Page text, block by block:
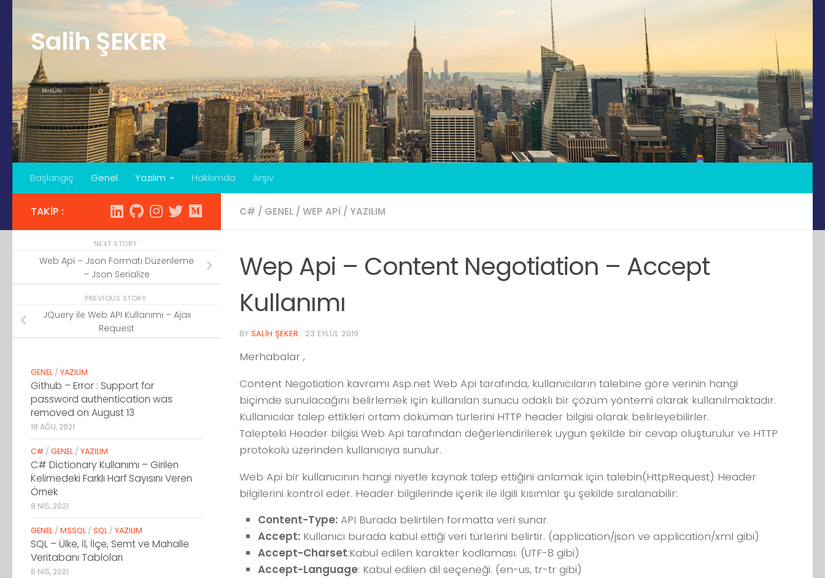
Salih ŞEKER Bir Bilgisayar Mühendisi Günlüğü | Takipte Kalın
Başlangıç Genel Yazılım Hakkımda Arşiv
C# / GENEL /WEP API /YAZILIM
Wep Api – Content Negotiation – Accept
Kullanımı
BY SALIH ŞEKER · 23 EYLÜL 2019
Merhabalar ,
Content Negotiation kavramı Asp.net Web Api tarafında, kullanıcıların talebine göre verinin hangi
biçimde sunulacağını belirlemek için kullanılan sunucu odaklı bir çözüm yöntemi olarak kullanılmaktadır.
Kullanıcılar talep ettikleri ortam döküman türlerini HTTP header bilgisi olarak belirleyebilirler.
Talepteki Header bilgisi Web Api tarafından değerlendirilerek uygun şekilde bir cevap oluşturulur ve HTTP
protokolü üzerinden kullanıcıya sunulur.
Web Api bir kullanıcının hangi niyetle kaynak talep ettiğini anlamak için talebin(HttpRequest) Header
bilgilerini kontrol eder. Header bilgilerinde içerik ile ilgili kısımlar şu şekilde sıralanabilir:
Content-Type: API Burada belirtilen formatta veri sunar.
Accept: Kullanıcı burada kabul ettiği veri türlerini belirtir. (application/json ve application/xml gibi)
Accept-Charset:Kabul edilen karakter kodlaması. (UTF-8 gibi)
Accept-Language: Kabul edilen dil seçeneği. (en-us, tr-tr gibi)
TAKIP :
NEXT STORY
Web Api – Json Formatı Düzenleme
– Json Serialize
PREVIOUS STORY
JQuery ile Web API Kullanımı – Ajax
Request
GENEL / YAZILIM
Github – Error : Support for
password authentication was
removed on August 13
18 AĞU, 2021
C# / GENEL / YAZILIM
C# Dictionary Kullanımı – Girilen
Kelimedeki Farklı Harf Sayısını Veren
Örnek
8 NIS, 2021
GENEL / MSSQL / SQL / YAZILIM
SQL – Ülke, İl, İlçe, Semt ve Mahalle
Veritabanı Tabloları
8 NIS, 2021